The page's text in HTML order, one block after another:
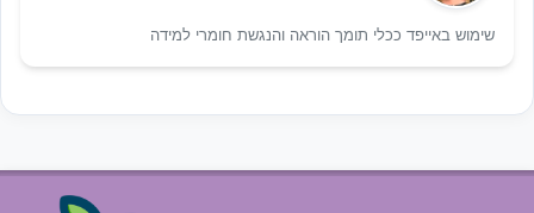
שימוש באייפד ככלי תומך הוראה והנגשת חומרי למידה